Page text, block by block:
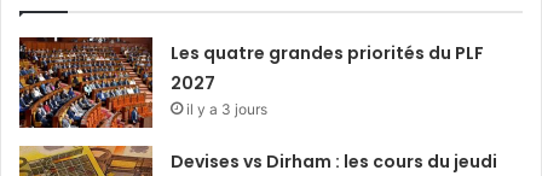
Les quatre grandes priorités du PLF
2027
il y a 3 jours
Devises vs Dirham : les cours du jeudi